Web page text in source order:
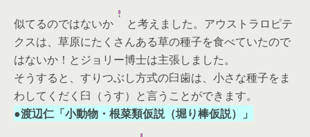
似てるのではないか
と考えました。アウストラロピテ
クスは、草原にたくさんある草の種子を食べていたので
はないか！とジョリー博士は主張しました。
そうすると、すりつぶし方式の臼歯は、小さな種子をま
わしてくだく臼（うす）と言うことができます。
●渡辺仁「小動物・根菜類仮説（堀り棒仮説）」